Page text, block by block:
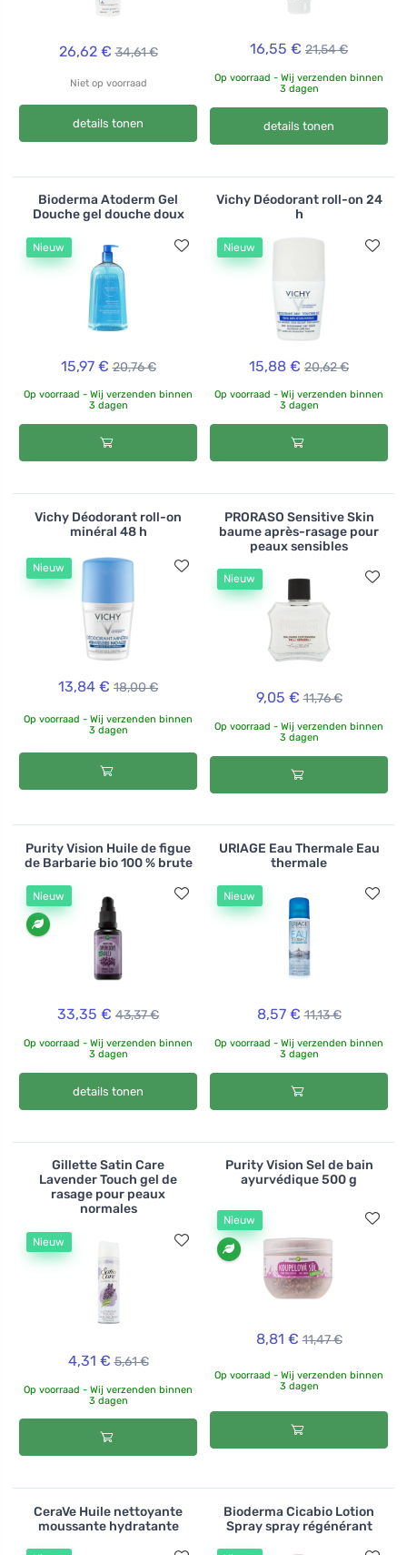
26,62 € 34,61 €
Niet op voorraad
details tonen
16,55 € 21,54 €
Op voorraad - Wij verzenden binnen
3 dagen
details tonen
Bioderma Atoderm Gel
Douche gel douche doux
Nieuw
15,97 € 20,76 €
Op voorraad - Wij verzenden binnen
3 dagen
Vichy Déodorant roll-on 24
h
Nieuw
15,88 € 20,62 €
Op voorraad - Wij verzenden binnen
3 dagen
Vichy Déodorant roll-on
minéral 48 h
Nieuw
13,84 € 18,00 €
Op voorraad - Wij verzenden binnen
3 dagen
PRORASO Sensitive Skin
baume après-rasage pour
peaux sensibles
Nieuw
9,05 € 11,76 €
Op voorraad - Wij verzenden binnen
3 dagen
Purity Vision Huile de figue
de Barbarie bio 100 % brute
Nieuw
33,35 € 43,37 €
Op voorraad - Wij verzenden binnen
3 dagen
details tonen
URIAGE Eau Thermale Eau
thermale
Nieuw
8,57 € 11,13 €
Op voorraad - Wij verzenden binnen
3 dagen
Gillette Satin Care
Lavender Touch gel de
rasage pour peaux
normales
Nieuw
4,31 € 5,61 €
Op voorraad - Wij verzenden binnen
3 dagen
Purity Vision Sel de bain
ayurvédique 500 g
Nieuw
8,81 € 11,47 €
Op voorraad - Wij verzenden binnen
3 dagen
CeraVe Huile nettoyante
moussante hydratante
Bioderma Cicabio Lotion
Spray spray régénérant